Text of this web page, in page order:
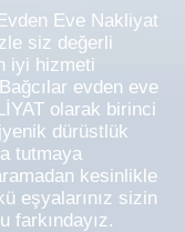
Eve Nakliyat
siz değerli
iyi hizmeti
evden eve
olarak birinci
dürüstlük
tutmaya
kesinlikle
eşyalarınız sizin
farkındayız.